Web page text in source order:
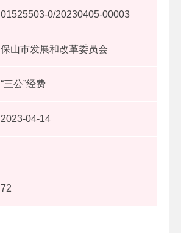
01525503-0/20230405-00003
保山市发展和改革委员会
“三公”经费
2023-04-14
72